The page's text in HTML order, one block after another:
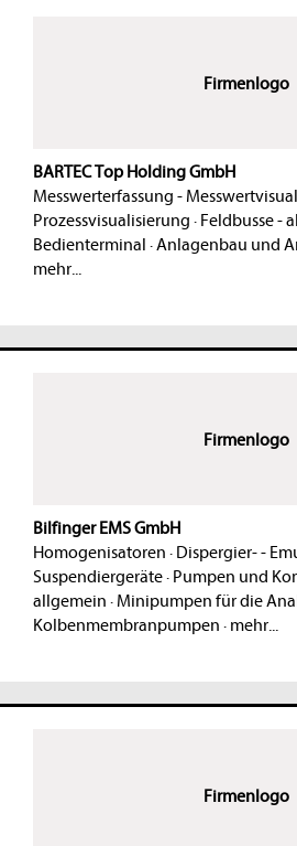
Firmenlogo
BARTEC Top Holding GmbH
Messwerterfassung -
Prozessvisualisierung · Feldbusse -
Bedienterminal ·Anlagenbau und
mehr...
Firmenlogo
Bilfinger EMS GmbH
Homogenisatoren · Dispergier- -
Suspendiergeräte· Pumpen und
allgemein · Minipumpen für die
Kolbenmembranpumpen · mehr...
Firmenlogo